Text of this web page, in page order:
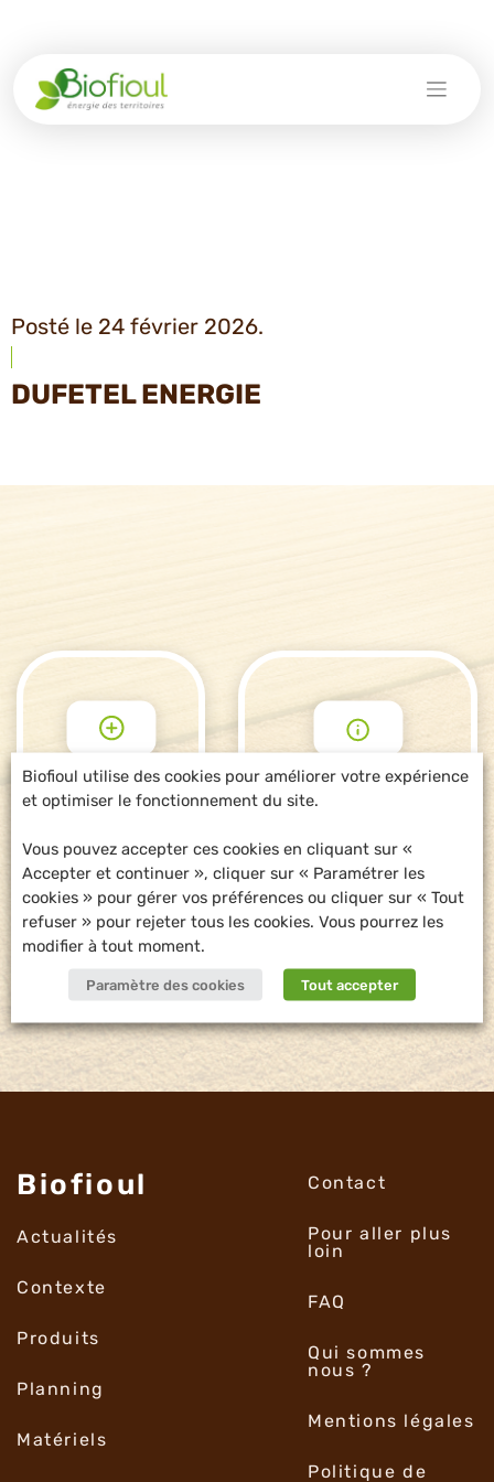
Posté le 24 février 2026.
DUFETEL ENERGIE
POUR ALLER
PLUS LOIN
DEMANDE
D'INFORMATIONS
Biofioul
Actualités
Contexte
Produits
Planning
Matériels
Contact
Pour aller plus
loin
FAQ
Qui sommes
nous ?
Mentions légales
Politique de
Biofioul utilise des cookies pour améliorer votre expérience
et optimiser le fonctionnement du site.
Vous pouvez accepter ces cookies en cliquant sur «
Accepter et continuer », cliquer sur « Paramétrer les
cookies » pour gérer vos préférences ou cliquer sur « Tout
refuser » pour rejeter tous les cookies. Vous pourrez les
modifier à tout moment.
Paramètre des cookies Tout accepter